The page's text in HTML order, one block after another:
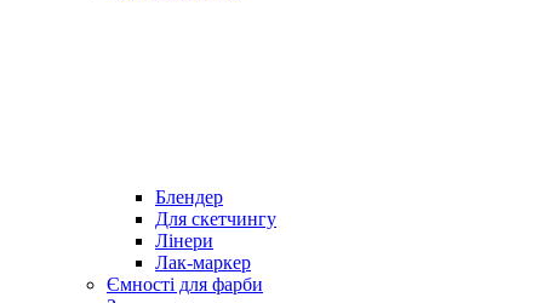
Блендер
Для скетчингу
Лінери
Лак-маркер
Ємності для фарби